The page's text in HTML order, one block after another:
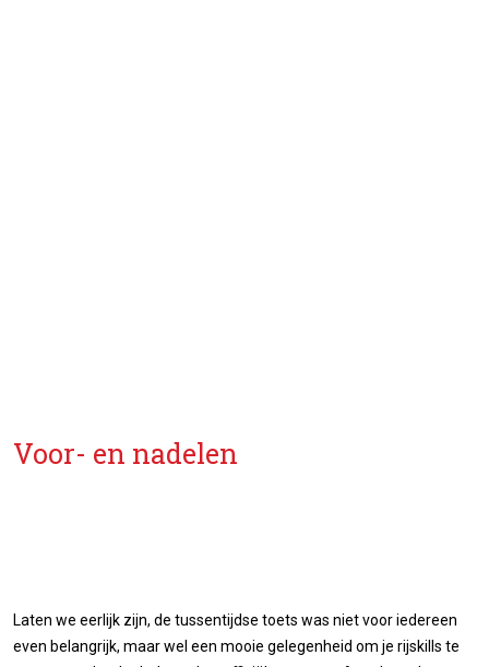
Voor- en nadelen
Laten we eerlijk zijn, de tussentijdse toets was niet voor iedereen
even belangrijk, maar wel een mooie gelegenheid om je rijskills te